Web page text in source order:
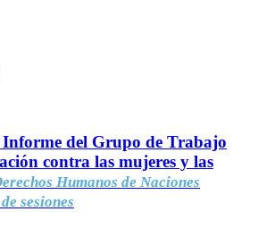
del Grupo de Trabajo
contra las mujeres y las
Humanos de Naciones
sesiones